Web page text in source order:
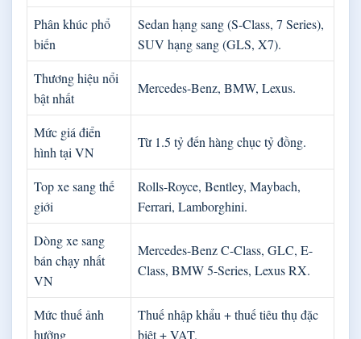
Phân khúc phổ
biến
Sedan hạng sang (S-Class, 7 Series),
SUV hạng sang (GLS, X7).
Thương hiệu nổi
bật nhất
Mercedes-Benz, BMW, Lexus.
Mức giá điển
hình tại VN
Từ 1.5 tỷ đến hàng chục tỷ đồng.
Top xe sang thế
giới
Rolls-Royce, Bentley, Maybach,
Ferrari, Lamborghini.
Dòng xe sang
bán chạy nhất
VN
Mercedes-Benz C-Class, GLC, E-
Class, BMW 5-Series, Lexus RX.
Mức thuế ảnh
hưởng
Thuế nhập khẩu + thuế tiêu thụ đặc
biệt + VAT.